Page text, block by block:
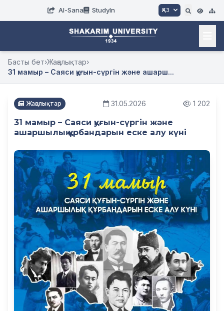
AI-Sana StudyIn ҚАЗ
Басты бет›Жаңалықтар›
31 мамыр – Саяси қуғын-сүргін және ашарш...
Жаңалықтар 31.05.2026 1 202
31 мамыр – Саяси қуғын-сүргін және
ашаршылық құрбандарын еске алу күні